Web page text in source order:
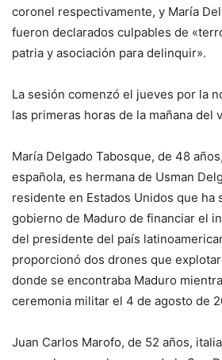
coronel respectivamente, y María
fueron declarados culpables de
patria y asociación para delinquir».
La sesión comenzó el jueves por la
las primeras horas de la mañana del
María Delgado Tabosque, de 48
española, es hermana de Usman
residente en Estados Unidos que ha
gobierno de Maduro de financiar el
del presidente del país
proporcionó dos drones que
donde se encontraba Maduro
ceremonia militar el 4 de agosto de
Juan Carlos Marofo, de 52 años,